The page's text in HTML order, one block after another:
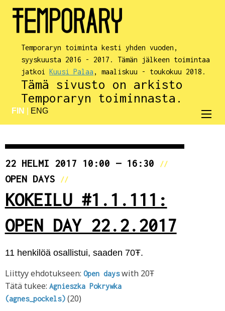
Temporaryn toiminta kesti yhden vuoden,
syyskuusta 2016 - 2017. Tämän jälkeen toimintaa
jatkoiKuusi Palaa , maaliskuu - toukokuu 2018.
Tämä sivusto on arkisto
Temporaryn toiminnasta.
FIN ENG
22 HELMI 2017 10:00 — 16:30 //
OPEN DAYS //
KOKEILU #1.1.111:
OPEN DAY 22.2.2017
11 henkilöä osallistui, saaden 70Ŧ.
Liittyy ehdotukseen: Open dayswith 20Ŧ
Tätä tukee: Agnieszka Pokrywka
(agnes_pockels)(20)